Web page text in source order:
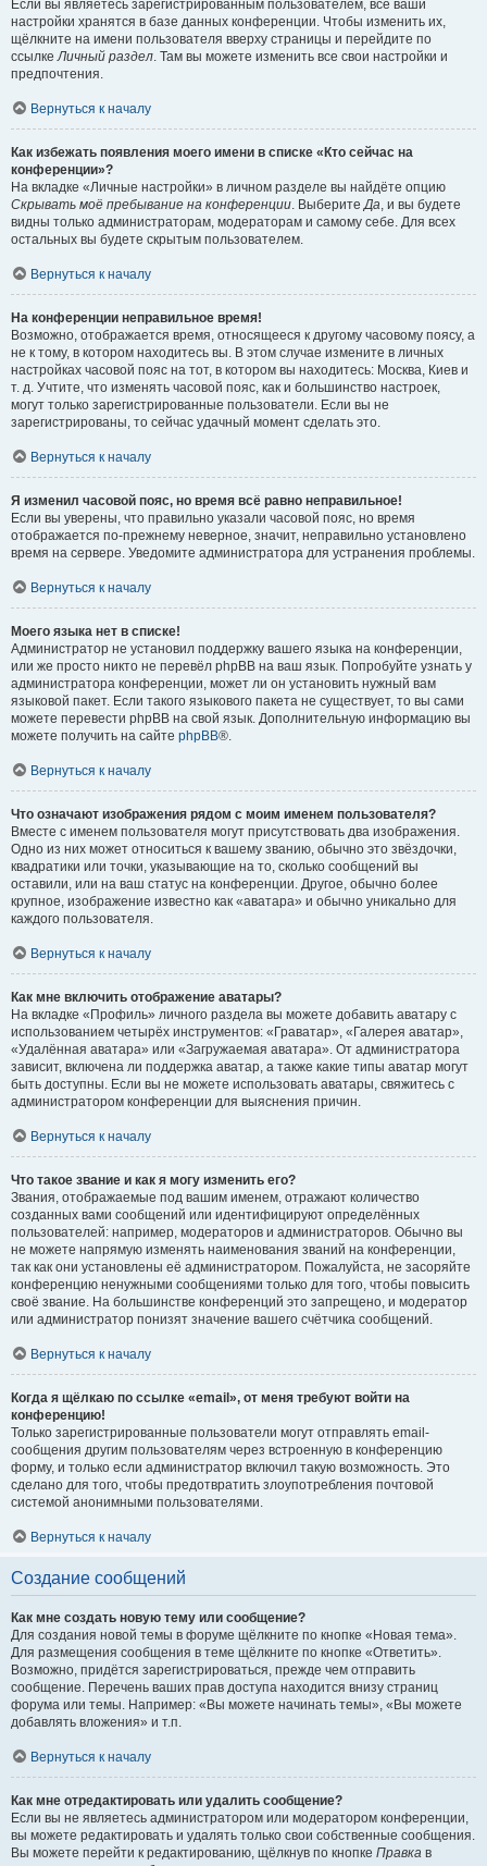
Если вы являетесь зарегистрированным пользователем, все ваши
настройки хранятся в базе данных конференции. Чтобы изменить их,
щёлкните на имени пользователя вверху страницы и перейдите по
ссылкеЛичный раздел. Там вы можете изменить все свои настройки и
предпочтения.
Вернуться к началу
Как избежать появления моего имени в списке «Кто сейчас на
конференции»?
На вкладке «Личные настройки» в личном разделе вы найдёте опцию
Скрывать моё пребывание на конференции. ВыберитеДа, и вы будете
видны только администраторам, модераторам и самому себе. Для всех
остальных вы будете скрытым пользователем.
Вернуться к началу
На конференции неправильное время!
Возможно, отображается время, относящееся к другому часовому поясу, а
не к тому, в котором находитесь вы. В этом случае измените в личных
настройках часовой пояс на тот, в котором вы находитесь: Москва, Киев и
т. д. Учтите, что изменять часовой пояс, как и большинство настроек,
могут только зарегистрированные пользователи. Если вы не
зарегистрированы, то сейчас удачный момент сделать это.
Вернуться к началу
Я изменил часовой пояс, но время всё равно неправильное!
Если вы уверены, что правильно указали часовой пояс, но время
отображается по-прежнему неверное, значит, неправильно установлено
время на сервере. Уведомите администратора для устранения проблемы.
Вернуться к началу
Моего языка нет в списке!
Администратор не установил поддержку вашего языка на конференции,
или же просто никто не перевёл phpBB на ваш язык. Попробуйте узнать у
администратора конференции, может ли он установить нужный вам
языковой пакет. Если такого языкового пакета не существует, то вы сами
можете перевести phpBB на свой язык. Дополнительную информацию вы
можете получить на сайте phpBB®.
Вернуться к началу
Что означают изображения рядом с моим именем пользователя?
Вместе с именем пользователя могут присутствовать два изображения.
Одно из них может относиться к вашему званию, обычно это звёздочки,
квадратики или точки, указывающие на то, сколько сообщений вы
оставили, или на ваш статус на конференции. Другое, обычно более
крупное, изображение известно как «аватара» и обычно уникально для
каждого пользователя.
Вернуться к началу
Как мне включить отображение аватары?
На вкладке «Профиль» личного раздела вы можете добавить аватару с
использованием четырёх инструментов: «Граватар», «Галерея аватар»,
«Удалённая аватара» или «Загружаемая аватара». От администратора
зависит, включена ли поддержка аватар, а также какие типы аватар могут
быть доступны. Если вы не можете использовать аватары, свяжитесь с
администратором конференции для выяснения причин.
Вернуться к началу
Что такое звание и как я могу изменить его?
Звания, отображаемые под вашим именем, отражают количество
созданных вами сообщений или идентифицируют определённых
пользователей: например, модераторов и администраторов. Обычно вы
не можете напрямую изменять наименования званий на конференции,
так как они установлены её администратором. Пожалуйста, не засоряйте
конференцию ненужными сообщениями только для того, чтобы повысить
своё звание. На большинстве конференций это запрещено, и модератор
или администратор понизят значение вашего счётчика сообщений.
Вернуться к началу
Когда я щёлкаю по ссылке «email», от меня требуют войти на
конференцию!
Только зарегистрированные пользователи могут отправлять email-
сообщения другим пользователям через встроенную в конференцию
форму, и только если администратор включил такую возможность. Это
сделано для того, чтобы предотвратить злоупотребления почтовой
системой анонимными пользователями.
Вернуться к началу
Создание сообщений
Как мне создать новую тему или сообщение?
Для создания новой темы в форуме щёлкните по кнопке «Новая тема».
Для размещения сообщения в теме щёлкните по кнопке «Ответить».
Возможно, придётся зарегистрироваться, прежде чем отправить
сообщение. Перечень ваших прав доступа находится внизу страниц
форума или темы. Например: «Вы можете начинать темы», «Вы можете
добавлять вложения» и т.п.
Вернуться к началу
Как мне отредактировать или удалить сообщение?
Если вы не являетесь администратором или модератором конференции,
вы можете редактировать и удалять только свои собственные сообщения.
Вы можете перейти к редактированию, щёлкнув по кнопке Правка в